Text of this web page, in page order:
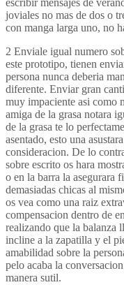
joviales no mas de dos o
con manga larga uno, no
2 Enviale igual numero
este prototipo, tienen
persona nunca deberia
diferente. Enviar gran
muy impaciente asi­ como
amiga de la grasa notara
de la grasa te lo
asentado, esto una
consideracion. De lo
sobre escrito os hara
o en la barra la asegurara
demasiadas chicas al
os vea como una raiz
compensacion dentro de
realizando que la balanza
incline a la zapatilla y el
amabilidad sobre la
pelo acaba la
manera sutil.